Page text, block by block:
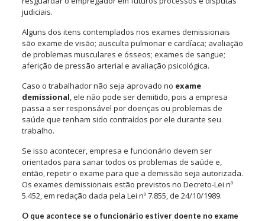
judiciais.
Alguns dos itens contemplados nos exames demissionais
são exame de visão; ausculta pulmonar e cardíaca; avaliação
de problemas musculares e ósseos; exames de sangue;
aferição de pressão arterial e avaliação psicológica.
Caso o trabalhador não seja aprovado no exame
demissional, ele não pode ser demitido, pois a empresa
passa a ser responsável por doenças ou problemas de
saúde que tenham sido contraídos por ele durante seu
trabalho.
Se isso acontecer, empresa e funcionário devem ser
orientados para sanar todos os problemas de saúde e,
então, repetir o exame para que a demissão seja autorizada.
Os exames demissionais estão previstos no Decreto-Lei nº
5.452, em redação dada pela Lei nº 7.855, de 24/10/1989.
O que acontece se o funcionário estiver doente no exame